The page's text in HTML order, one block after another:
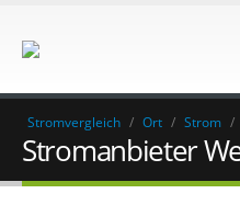
Stromvergleich / Ort / Strom /
Stromanbieter